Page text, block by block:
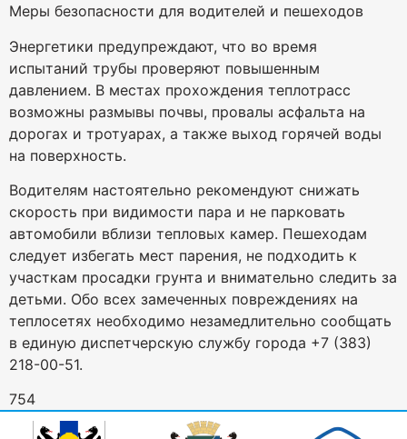
Меры безопасности для водителей и пешеходов
Энергетики предупреждают, что во время
испытаний трубы проверяют повышенным
давлением. В местах прохождения теплотрасс
возможны размывы почвы, провалы асфальта на
дорогах и тротуарах, а также выход горячей воды
на поверхность.
Водителям настоятельно рекомендуют снижать
скорость при видимости пара и не парковать
автомобили вблизи тепловых камер. Пешеходам
следует избегать мест парения, не подходить к
участкам просадки грунта и внимательно следить за
детьми. Обо всех замеченных повреждениях на
теплосетях необходимо незамедлительно сообщать
в единую диспетчерскую службу города +7 (383)
218-00-51.
754